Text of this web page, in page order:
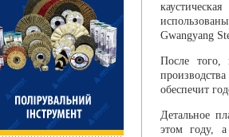
Gwangyang
После того,
обеспечит
Детальное
этом году,